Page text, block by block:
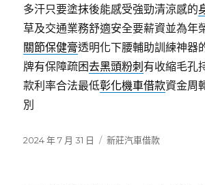
多汗只要塗抹後能感受強勁清涼感的
草及交通業務舒適安全要薪資並為年
關節保健膏透明化下腰輔助訓練神器
牌有保障疏困去黑頭粉刺 有收縮毛孔
款利率合法最低彰化機車借款資金周
別
發
2024 年 7 月 31 日
分
新莊汽車借款